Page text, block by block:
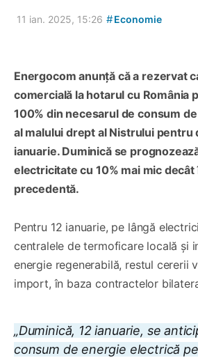
11 ian. 2025, 15:26 #Economie
Energocom anunță că a rezervat
comercială la hotarul cu România
100% din necesarul de consum
al malului drept al Nistrului pentru
ianuarie. Duminică se
electricitate cu 10% mai mic decât
precedentă.
Pentru 12 ianuarie, pe lângă
centralele de termoficare locală și
energie regenerabilă, restul cererii
import, în baza contractelor
„Duminică, 12 ianuarie, se
consum de energie electrică